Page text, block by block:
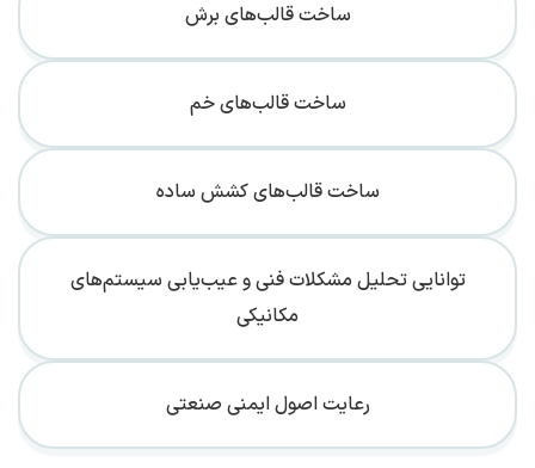
ساخت قالب‌های برش
ساخت قالب‌های خم
ساخت قالب‌های کشش ساده
توانایی تحلیل مشکلات فنی و عیب‌یابی سیستم‌های
مکانیکی
رعایت اصول ایمنی صنعتی